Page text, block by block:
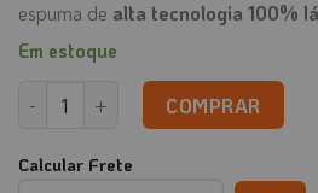
espuma de alta tecnologia 100%
Em estoque
Almofada Anatômica Plus quantidade
COMPRAR
Calcular Frete